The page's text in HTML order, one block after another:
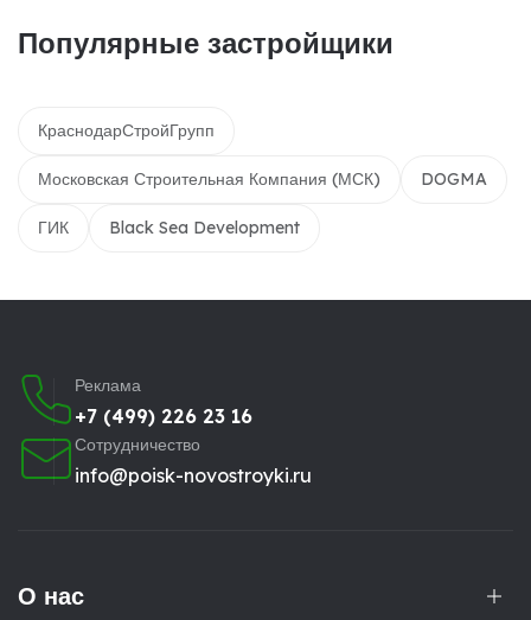
Популярные застройщики
КраснодарСтройГрупп
Московская Строительная Компания (МСК) DOGMA
ГИК Black Sea Development
Реклама
+7 (499) 226 23 16
Сотрудничество
info@poisk-novostroyki.ru
О нас